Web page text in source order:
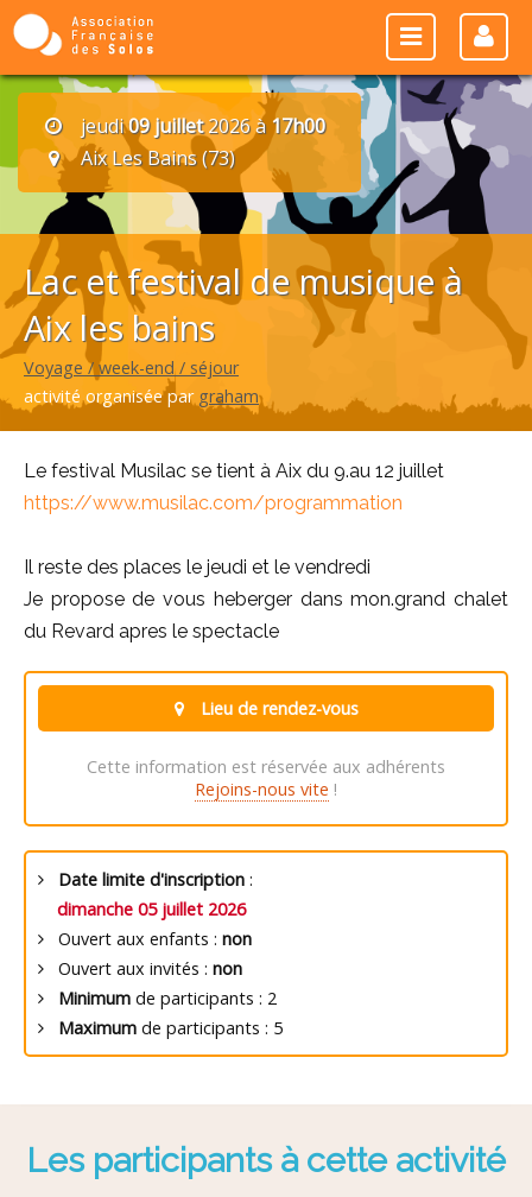
jeudi09 juillet2026 à 17h00
Aix Les Bains (73)
Lac et festival de musique à
Aix les bains
Voyage / week-end / séjour
activité organisée par graham
Le festival Musilac se tient à Aix du 9.au 12 juillet
https://www.musilac.com/programmation
Il reste des places le jeudi et le vendredi
Je propose de vous heberger dans mon.grand chalet
du Revard apres le spectacle
Lieu de rendez-vous
Cette information est réservée aux adhérents
Rejoins-nous vite !
Date limite d'inscription :
dimanche 05 juillet 2026
Ouvert aux enfants : non
Ouvert aux invités : non
Minimum de participants : 2
Maximum de participants : 5
Les participants à cette activité